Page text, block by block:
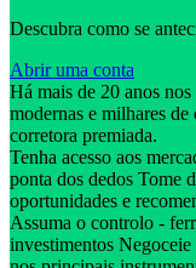
Descubra como se
Abrir uma conta
Há mais de 20 anos
modernas e milhares
corretora premiada.
Tenha acesso aos
ponta dos dedos Tome
oportunidades e
Assuma o controlo -
investimentos Negoceie